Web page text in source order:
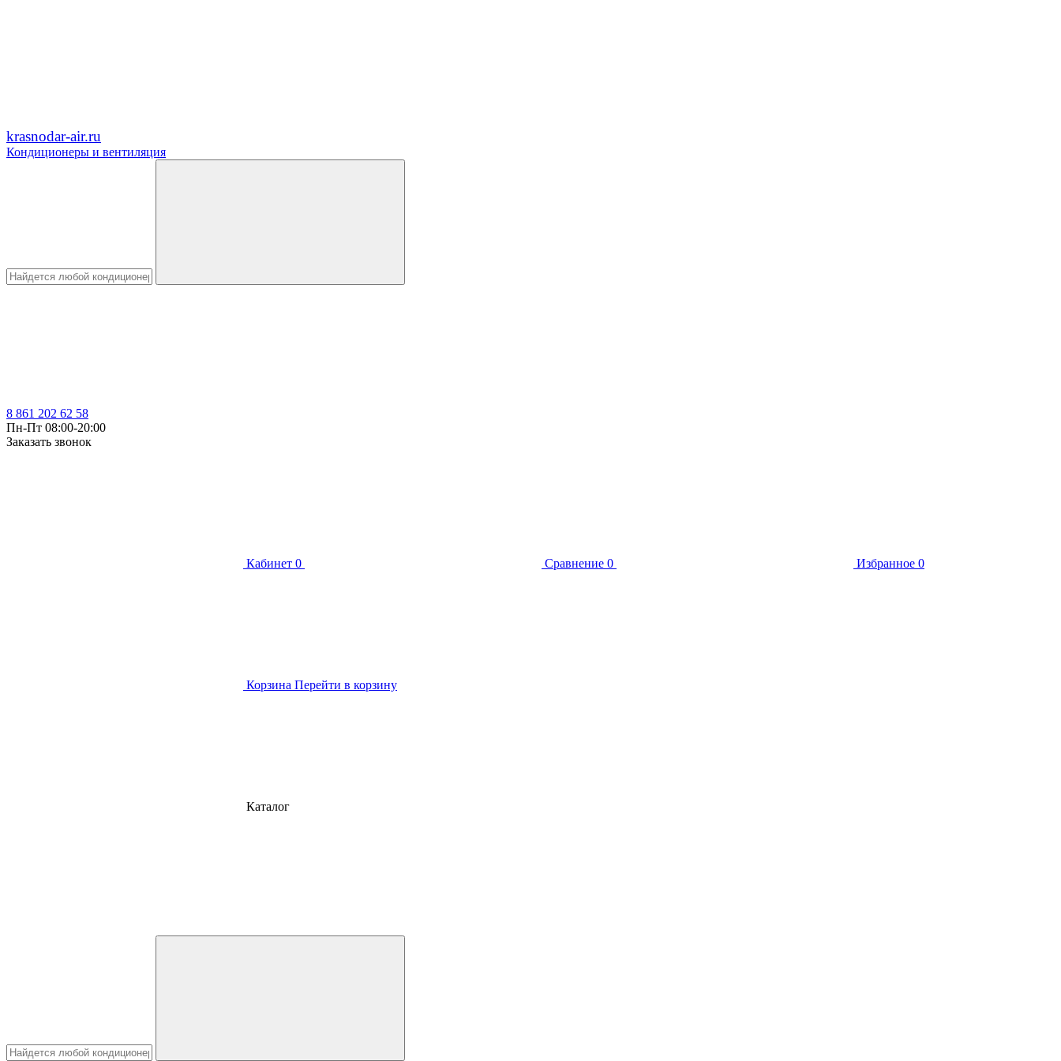
krasnodar-air.ru
Кондиционеры и вентиляция
8 861 202 62 58
Пн-Пт 08:00-20:00
Заказать звонок
Кабинет 0 Сравнение 0 Избранное 0
Корзина Перейти в корзину
Каталог